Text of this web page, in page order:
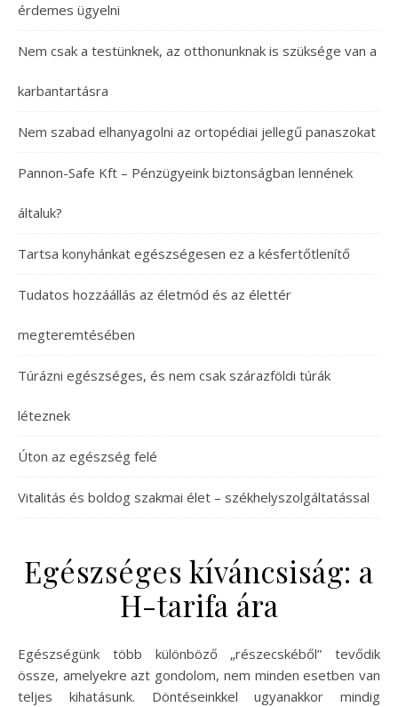
érdemes ügyelni
Nem csak a testünknek, az otthonunknak is szüksége van a
karbantartásra
Nem szabad elhanyagolni az ortopédiai jellegű panaszokat
Pannon-Safe Kft – Pénzügyeink biztonságban lennének
általuk?
Tartsa konyhánkat egészségesen ez a késfertőtlenítő
Tudatos hozzáállás az életmód és az élettér
megteremtésében
Túrázni egészséges, és nem csak szárazföldi túrák
léteznek
Úton az egészség felé
Vitalitás és boldog szakmai élet – székhelyszolgáltatással
Egészséges kíváncsiság: a
H-tarifa ára
Egészségünk több különböző „részecskéből” tevődik
össze, amelyekre azt gondolom, nem minden esetben van
teljes kihatásunk. Döntéseinkkel ugyanakkor mindig